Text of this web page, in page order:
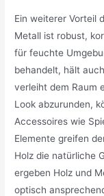
Ein weiterer Vorteil
Metall ist robust,
für feuchte
behandelt, hält
verleiht dem Raum
Look abzurunden,
Accessoires wie
Elemente greifen
Holz die natürliche
ergeben Holz und
optisch